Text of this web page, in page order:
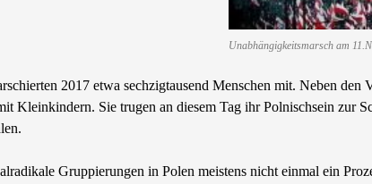
Unabhängigkeitsmarsch am
2017 etwa sechzigtausend Menschen mit. Neben
Kleinkindern. Sie trugen an diesem Tag ihr Polnischsein zur
Gruppierungen in Polen meistens nicht einmal ein